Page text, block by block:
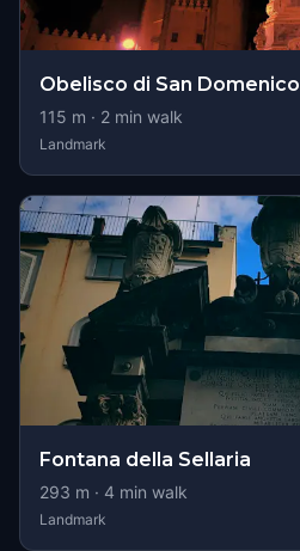
Obelisco di San Domenico
115 m · 2 min walk
Landmark
Fontana della Sellaria
293 m · 4 min walk
Landmark